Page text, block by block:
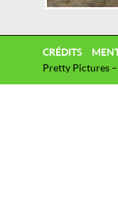
CRÉDITS
Pretty Pictures –